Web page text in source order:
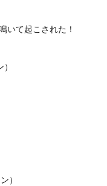
いて起こされた！
）